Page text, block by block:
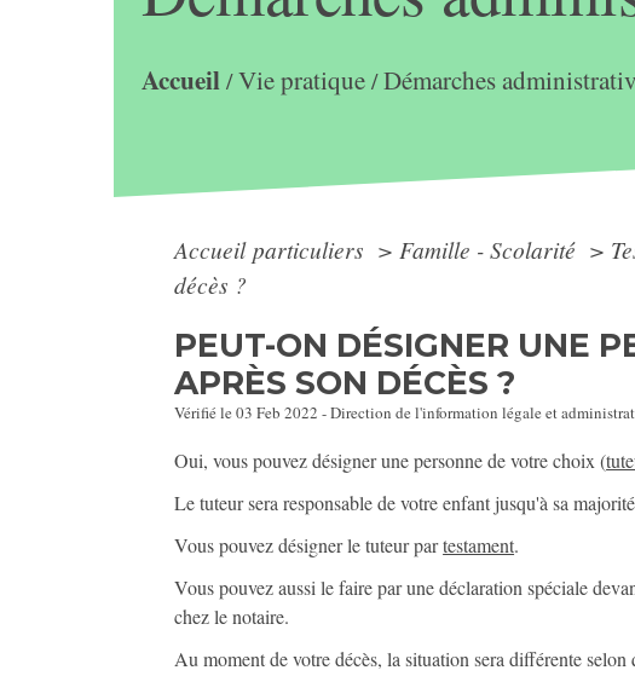
Accueil/Vie pratique/Démarches
Accueil particuliers > Famille - Scolarité >
décès ?
PEUT-ON DÉSIGNER UNE
APRÈS SON DÉCÈS ?
Vérifié le 03 Feb 2022 - Direction de l'information légale et
Oui, vous pouvez désigner une personne de votre choix (
Le tuteur sera responsable de votre enfant jusqu'à sa
Vous pouvez désigner le tuteur partestament.
Vous pouvez aussi le faire par une déclaration spéciale
chez le notaire.
Au moment de votre décès, la situation sera différente